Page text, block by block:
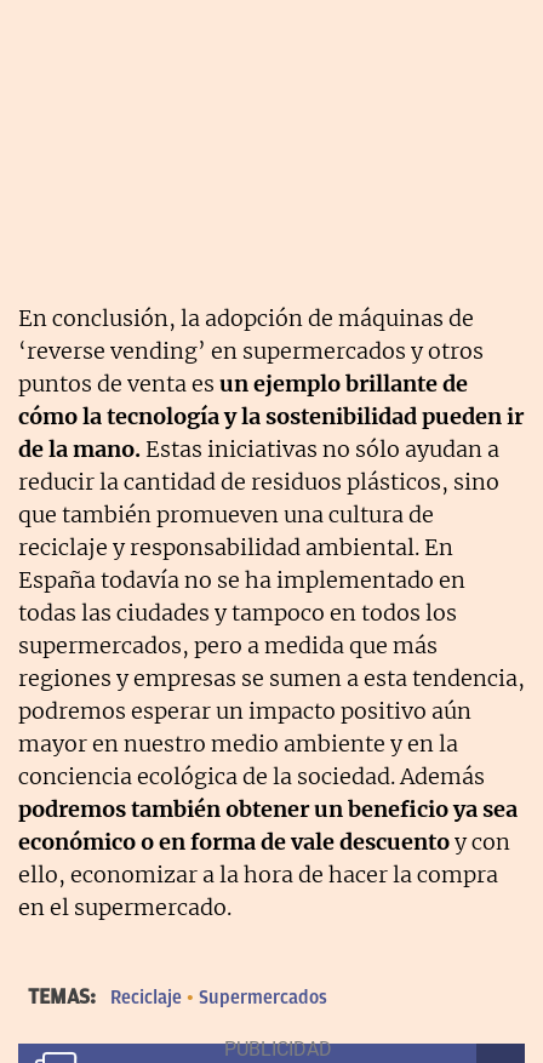
En conclusión, la adopción de máquinas de
‘reverse vending’ en supermercados y otros
puntos de venta es un ejemplo brillante de
cómo la tecnología y la sostenibilidad pueden ir
de la mano. Estas iniciativas no sólo ayudan a
reducir la cantidad de residuos plásticos, sino
que también promueven una cultura de
reciclaje y responsabilidad ambiental. En
España todavía no se ha implementado en
todas las ciudades y tampoco en todos los
supermercados, pero a medida que más
regiones y empresas se sumen a esta tendencia,
podremos esperar un impacto positivo aún
mayor en nuestro medio ambiente y en la
conciencia ecológica de la sociedad. Además
podremos también obtener un beneficio ya sea
económico o en forma de vale descuentoy con
ello, economizar a la hora de hacer la compra
en el supermercado.
TEMAS: Reciclaje Supermercados